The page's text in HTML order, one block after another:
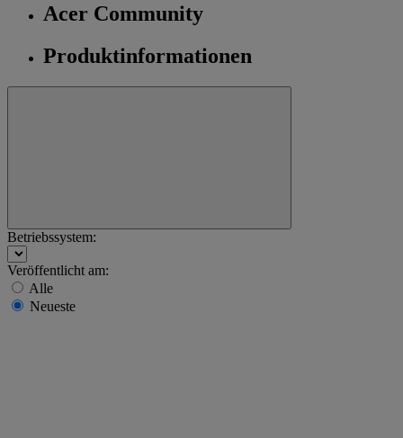
Acer Community
Produktinformationen
Betriebssystem:
Veröffentlicht am:
Alle
Neueste